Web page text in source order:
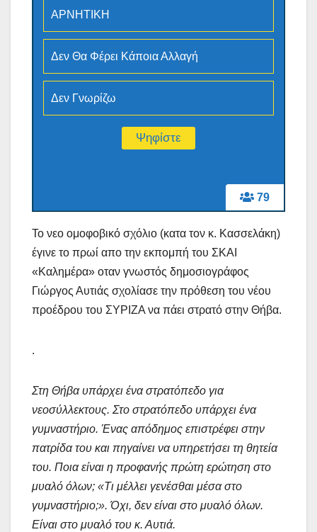
79
ΑΡΝΗΤΙΚΗ
Δεν Θα Φέρει Κάποια Αλλαγή
Δεν Γνωρίζω
Το νεο ομοφοβικό σχόλιο (κατα τον κ. Κασσελάκη)
έγινε το πρωί απο την εκπομπή του ΣΚΑΙ
«Καλημέρα» οταν γνωστός δημοσιογράφος
Γιώργος Αυτιάς σχολίασε την πρόθεση του νέου
προέδρου του ΣΥΡΙΖΑ να πάει στρατό στην Θήβα.
.
Στη Θήβα υπάρχει ένα στρατόπεδο για
νεοσύλλεκτους. Στο στρατόπεδο υπάρχει ένα
γυμναστήριο. Ένας απόδημος επιστρέφει στην
πατρίδα του και πηγαίνει να υπηρετήσει τη θητεία
του. Ποια είναι η προφανής πρώτη ερώτηση στο
μυαλό όλων; «Τι μέλλει γενέσθαι μέσα στο
γυμναστήριο;». Όχι, δεν είναι στο μυαλό όλων.
Είναι στο μυαλό του κ. Αυτιά.